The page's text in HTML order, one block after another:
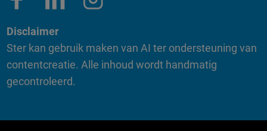
Disclaimer
Ster kan gebruik maken van AI ter ondersteuning van
contentcreatie. Alle inhoud wordt handmatig
gecontroleerd.